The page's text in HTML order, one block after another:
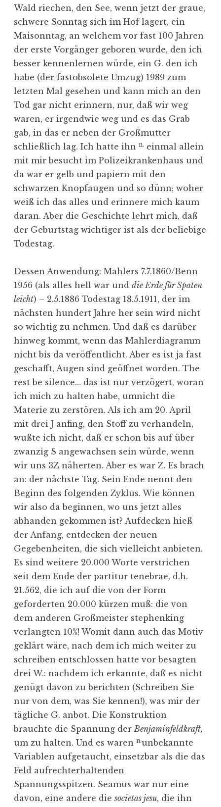
Wald riechen, den See, wenn jetzt der graue,
schwere Sonntag sich im Hof lagert, ein
Maisonntag, an welchem vor fast 100 Jahren
der erste Vorgänger geboren wurde, den ich
besser kennenlernen würde, ein G. den ich
habe (der fastobsolete Umzug) 1989 zum
letzten Mal gesehen und kann mich an den
Tod gar nicht erinnern, nur, daß wir weg
waren, er irgendwie weg und es das Grab
gab, in das er neben der Großmutter
schließlich lag. Ich hatte ihn n. einmal allein
mit mir besucht im Polizeikrankenhaus und
da war er gelb und papiern mit den
schwarzen Knopfaugen und so dünn; woher
weiß ich das alles und erinnere mich kaum
daran. Aber die Geschichte lehrt mich, daß
der Geburtstag wichtiger ist als der beliebige
Todestag.
Dessen Anwendung: Mahlers 7.7.1860/Benn
1956 (als alles hell war und die Erde für Spaten
leicht) – 2.5.1886 Todestag 18.5.1911, der im
nächsten hundert Jahre her sein wird nicht
so wichtig zu nehmen. Und daß es darüber
hinweg kommt, wenn das Mahlerdiagramm
nicht bis da veröffentlicht. Aber es ist ja fast
geschafft, Augen sind geöffnet worden. The
rest be silence… das ist nur verzögert, woran
ich mich zu halten habe, umnicht die
Materie zu zerstören. Als ich am 20. April
mit drei J anfing, den Stoff zu verhandeln,
wußte ich nicht, daß er schon bis auf über
zwanzig S angewachsen sein würde, wenn
wir uns 3Z näherten. Aber es war Z. Es brach
an: der nächste Tag. Sein Ende nennt den
Beginn des folgenden Zyklus. Wie können
wir also da beginnen, wo uns jetzt alles
abhanden gekommen ist? Aufdecken hieß
der Anfang, entdecken der neuen
Gegebenheiten, die sich vielleicht anbieten.
Es sind weitere 20.000 Worte verstrichen
seit dem Ende der partitur tenebrae, d.h.
21.562, die ich auf die von der Form
geforderten 20.000 kürzen muß: die von
dem anderen Großmeister stephenking
verlangten 10%! Womit dann auch das Motiv
geklärt wäre, nach dem ich mich weiter zu
schreiben entschlossen hatte vor besagten
drei W.: nachdem ich erkannte, daß es nicht
genügt davon zu berichten (Schreiben Sie
nur von dem, was Sie kennen!), was mir der
tägliche G. anbot. Die Konstruktion
brauchte die Spannung derBenjaminfeldkraft,
um zu halten. Und es waren n.unbekannte
Variablen aufgetaucht, einsetzbar als die das
Feld aufrechterhaltenden
Spannungsspitzen. Seamus war nur eine
davon, eine andere diesocietas jesu, die ihn